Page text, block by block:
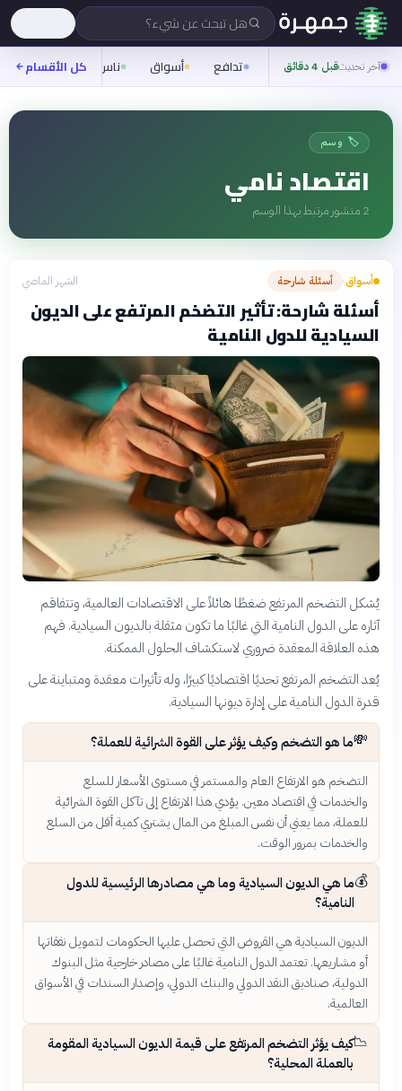
هل تبحث عن شيء؟
آخر تحديثقبل 4 دقائق تدافع أسواق ناس روح
كل الأقسام
🏷️ وسم
اقتصاد نامي
2 منشور مرتبط بهذا الوسم
أسواق› أسئلة شارحة الشهر الماضي
أسئلة شارحة: تأثير التضخم المرتفع على الديون
السيادية للدول النامية
يُشكل التضخم المرتفع ضغطًا هائلاً على الاقتصادات العالمية، وتتفاقم
آثاره على الدول النامية التي غالبًا ما تكون مثقلة بالديون السيادية. فهم
هذه العلاقة المعقدة ضروري لاستكشاف الحلول الممكنة.
يُعد التضخم المرتفع تحديًا اقتصاديًا كبيرًا، وله تأثيرات معقدة ومتباينة على
قدرة الدول النامية على إدارة ديونها السيادية.
💸ما هو التضخم وكيف يؤثر على القوة الشرائية للعملة؟
التضخم هو الارتفاع العام والمستمر في مستوى الأسعار للسلع
والخدمات في اقتصاد معين. يؤدي هذا الارتفاع إلى تآكل القوة الشرائية
للعملة، مما يعني أن نفس المبلغ من المال يشتري كمية أقل من السلع
والخدمات بمرور الوقت.
💰ما هي الديون السيادية وما هي مصادرها الرئيسية للدول
النامية؟
الديون السيادية هي القروض التي تحصل عليها الحكومات لتمويل نفقاتها
أو مشاريعها. تعتمد الدول النامية غالبًا على مصادر خارجية مثل البنوك
الدولية، صناديق النقد الدولي والبنك الدولي، وإصدار السندات في الأسواق
العالمية.
📉كيف يؤثر التضخم المرتفع على قيمة الديون السيادية المقومة
بالعملة المحلية؟